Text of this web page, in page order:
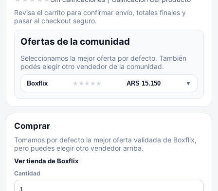
Revisa el carrito para confirmar envío, totales finales y
pasar al checkout seguro.
Ofertas de la comunidad
Seleccionamos la mejor oferta por defecto. También
podés elegir otro vendedor de la comunidad.
Boxflix ★ ★ ★ ★ ★ ARS 15.150 ▼
Comprar
Tomamos por defecto la mejor oferta validada de Boxflix,
pero puedes elegir otro vendedor arriba.
Ver tienda deBoxflix
Cantidad